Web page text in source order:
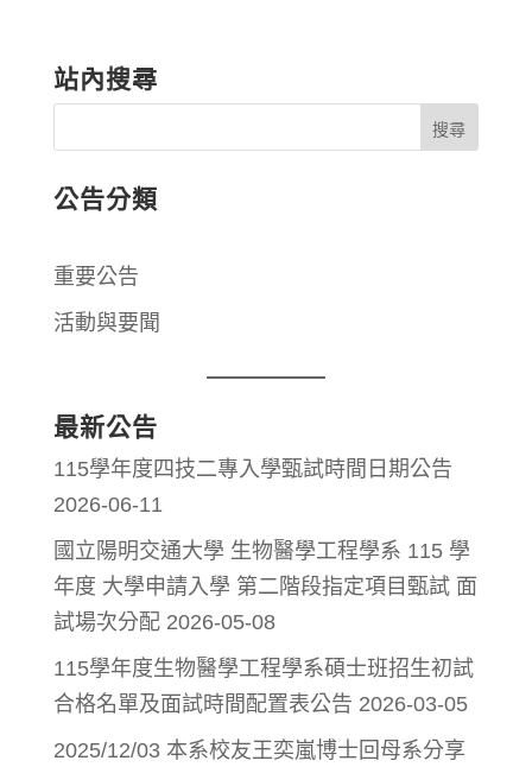
站內搜尋
公告分類
重要公告
活動與要聞
最新公告
115學年度四技二專入學甄試時間日期公告
2026-06-11
國立陽明交通大學 生物醫學工程學系 115 學
年度 大學申請入學 第二階段指定項目甄試 面
試場次分配 2026-05-08
115學年度生物醫學工程學系碩士班招生初試
合格名單及面試時間配置表公告 2026-03-05
2025/12/03 本系校友王奕嵐博士回母系分享